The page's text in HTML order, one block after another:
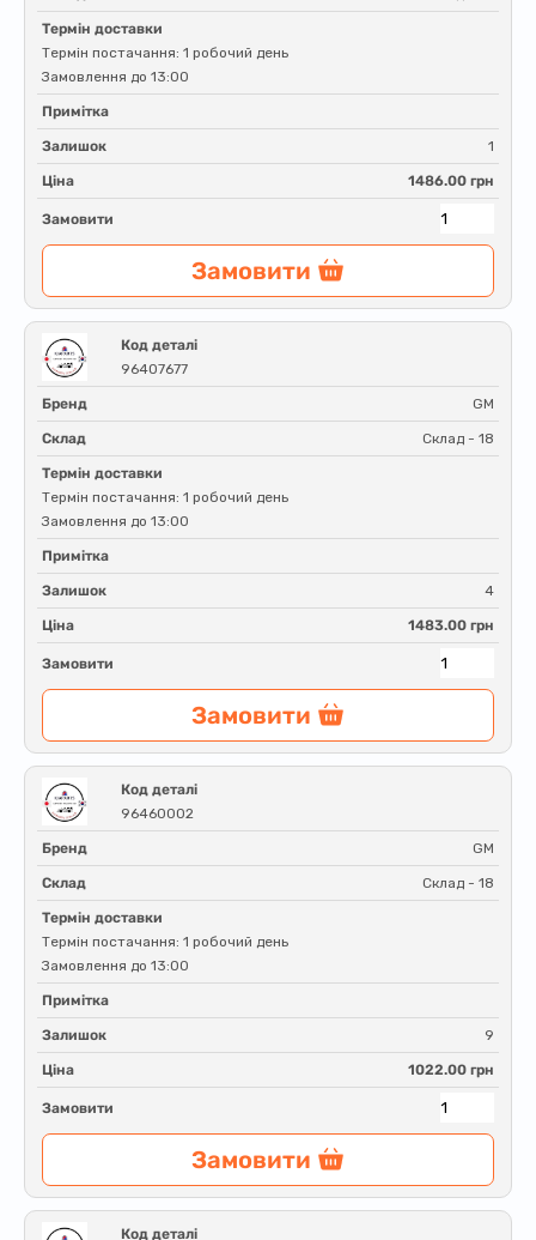
Термін доставки
Термін постачання: 1 робочий день
Замовлення до 13:00
Примітка
Залишок 1
Ціна 1486.00 грн
Замовити
Замовити
Код деталі
96407677
Бренд GM
Склад Склад - 18
Термін доставки
Термін постачання: 1 робочий день
Замовлення до 13:00
Примітка
Залишок 4
Ціна 1483.00 грн
Замовити
Замовити
Код деталі
96460002
Бренд GM
Склад Склад - 18
Термін доставки
Термін постачання: 1 робочий день
Замовлення до 13:00
Примітка
Залишок 9
Ціна 1022.00 грн
Замовити
Замовити
Код деталі